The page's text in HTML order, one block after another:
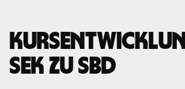
SEK zu SBD